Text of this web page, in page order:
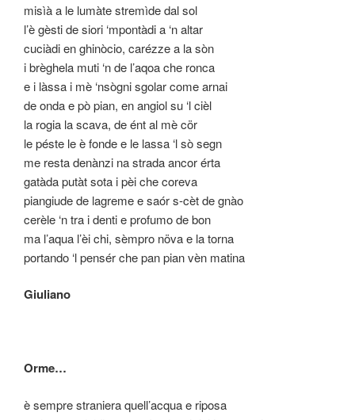
misìà a le lumàte stremìde dal sol
l’è gèsti de siori ‘mpontàdi a ‘n altar
cuciàdi en ghinòcio, carézze a la sòn
i brèghela muti ‘n de l’aqoa che ronca
e i làssa i mè ‘nsògni sgolar come arnai
de onda e pò pian, en angiol su ‘l cièl
la rogia la scava, de ént al mè cör
le péste le è fonde e le lassa ‘l sò segn
me resta denànzi na strada ancor érta
gatàda putàt sota i pèi che coreva
piangiude de lagreme e saór s-cèt de gnào
cerèle ‘n tra i denti e profumo de bon
ma l’aqua l’èi chi, sèmpro növa e la torna
portando ‘l pensér che pan pian vèn matina
Giuliano
Orme…
è sempre straniera quell’acqua e riposa